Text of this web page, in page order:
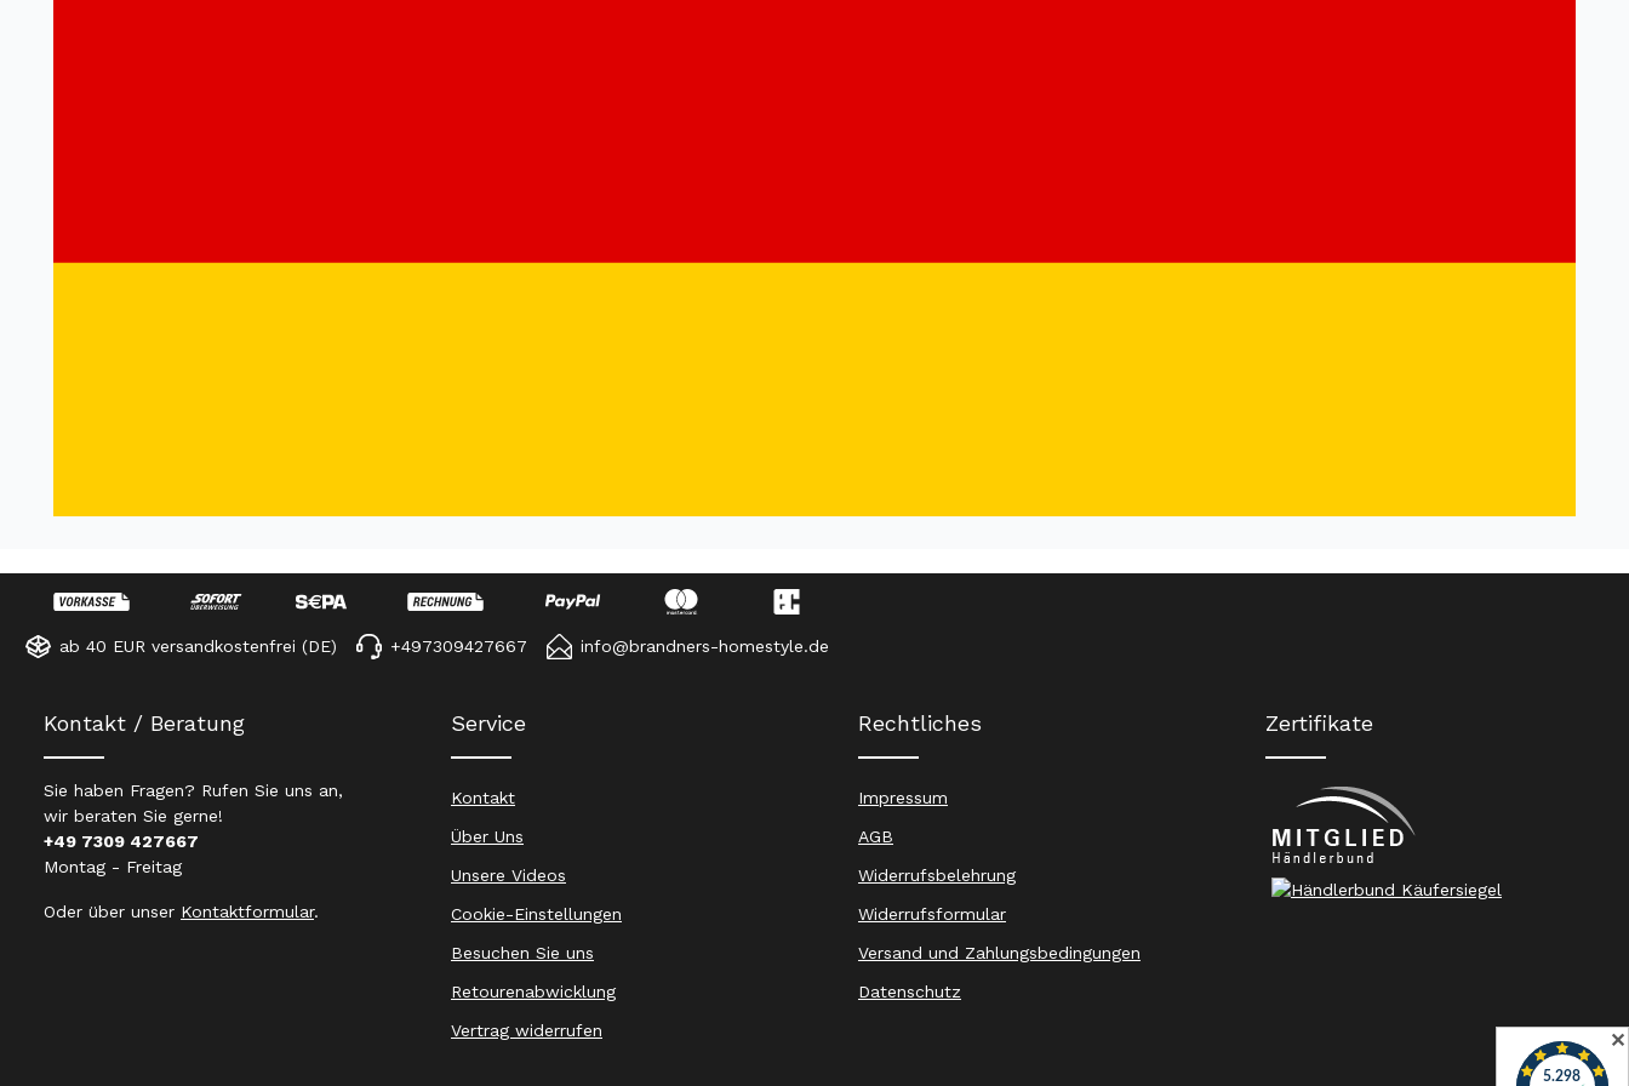
ab 40 EUR versandkostenfrei (DE) +497309427667 info@brandners-homestyle.de
Kontakt / Beratung
Sie haben Fragen? Rufen Sie uns an,
wir beraten Sie gerne!
+49 7309 427667
Montag - Freitag
Oder über unser Kontaktformular.
Service
Kontakt
Über Uns
Unsere Videos
Cookie-Einstellungen
Besuchen Sie uns
Retourenabwicklung
Vertrag widerrufen
Rechtliches
Impressum
AGB
Widerrufsbelehrung
Widerrufsformular
Versand und Zahlungsbedingungen
Datenschutz
Zertifikate
✕